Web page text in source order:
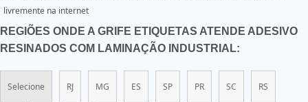
livremente na internet
REGIÕES ONDE A GRIFE ETIQUETAS ATENDE ADESIVO
RESINADOS COM LAMINAÇÃO INDUSTRIAL:
Selecione RJ MG ES SP PR SC RS